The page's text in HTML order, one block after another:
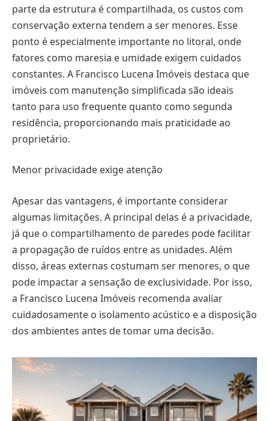
parte da estrutura é compartilhada, os custos com
conservação externa tendem a ser menores. Esse
ponto é especialmente importante no litoral, onde
fatores como maresia e umidade exigem cuidados
constantes. A Francisco Lucena Imóveis destaca que
imóveis com manutenção simplificada são ideais
tanto para uso frequente quanto como segunda
residência, proporcionando mais praticidade ao
proprietário.
Menor privacidade exige atenção
Apesar das vantagens, é importante considerar
algumas limitações. A principal delas é a privacidade,
já que o compartilhamento de paredes pode facilitar
a propagação de ruídos entre as unidades. Além
disso, áreas externas costumam ser menores, o que
pode impactar a sensação de exclusividade. Por isso,
a Francisco Lucena Imóveis recomenda avaliar
cuidadosamente o isolamento acústico e a disposição
dos ambientes antes de tomar uma decisão.